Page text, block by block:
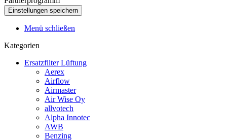
Menü schließen
Kategorien
Ersatzfilter Lüftung
Aerex
Airflow
Airmaster
Air Wise Oy
allvotech
Alpha Innotec
AWB
Benzing